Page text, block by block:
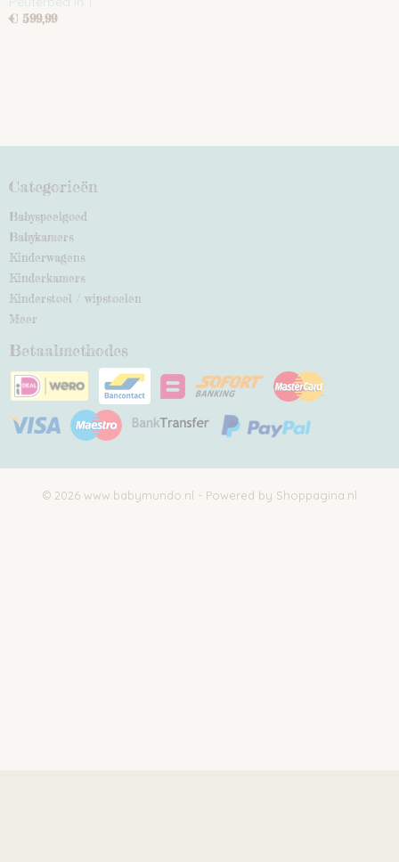
€ 599,99
Categorieën
Babyspeelgoed
Babykamers
Kinderwagens
Kinderkamers
Kinderstoel / wipstoelen
Meer
Betaalmethodes
© 2026 www.babymundo.nl - Powered by Shoppagina.nl